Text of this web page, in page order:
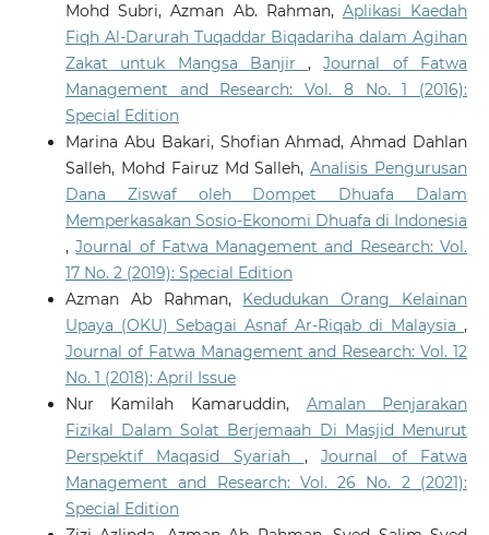
Mohd Subri, Azman Ab. Rahman, Aplikasi Kaedah
Fiqh Al-Darurah Tuqaddar Biqadariha dalam Agihan
Zakat untuk Mangsa Banjir,Journal of Fatwa
Management and Research: Vol. 8 No. 1 (2016):
Special Edition
Marina Abu Bakari, Shofian Ahmad, Ahmad Dahlan
Salleh, Mohd Fairuz Md Salleh,Analisis Pengurusan
Dana Ziswaf oleh Dompet Dhuafa Dalam
Memperkasakan Sosio-Ekonomi Dhuafa di Indonesia
,Journal of Fatwa Management and Research: Vol.
17 No. 2 (2019): Special Edition
Azman Ab Rahman, Kedudukan Orang Kelainan
Upaya (OKU) Sebagai Asnaf Ar-Riqab di Malaysia,
Journal of Fatwa Management and Research: Vol. 12
No. 1 (2018): April Issue
Nur Kamilah Kamaruddin, Amalan Penjarakan
Fizikal Dalam Solat Berjemaah Di Masjid Menurut
Perspektif Maqasid Syariah ,Journal of Fatwa
Management and Research: Vol. 26 No. 2 (2021):
Special Edition